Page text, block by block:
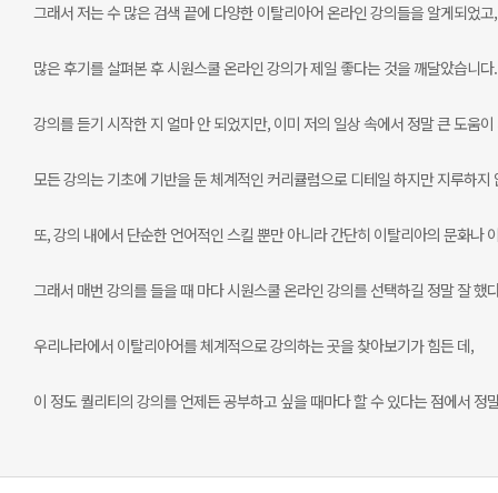
그래서 저는 수 많은 검색 끝에 다양한 이탈리아어 온라인 강의들을 알게되었고,
많은 후기를 살펴본 후 시원스쿨 온라인 강의가 제일 좋다는 것을 깨달았습니다.
강의를 듣기 시작한 지 얼마 안 되었지만, 이미 저의 일상 속에서 정말 큰 도움
모든 강의는 기초에 기반을 둔 체계적인 커리큘럼으로 디테일 하지만 지루하
또, 강의 내에서 단순한 언어적인 스킬 뿐만 아니라 간단히 이탈리아의 문화나
그래서 매번 강의를 들을 때 마다 시원스쿨 온라인 강의를 선택하길 정말 잘 했
우리나라에서 이탈리아어를 체계적으로 강의하는 곳을 찾아보기가 힘든 데,
이 정도 퀄리티의 강의를 언제든 공부하고 싶을 때마다 할 수 있다는 점에서 정